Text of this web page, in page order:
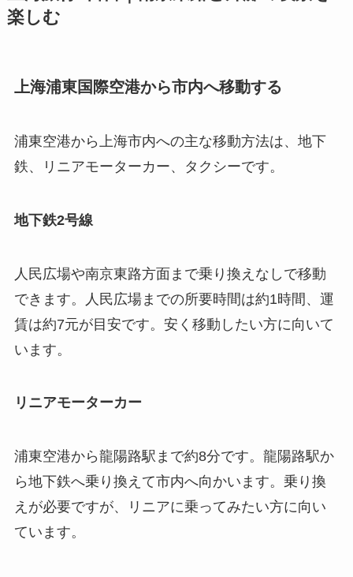
楽しむ
上海浦東国際空港から市内へ移動する
浦東空港から上海市内への主な移動方法は、地下
鉄、リニアモーターカー、タクシーです。
地下鉄2号線
人民広場や南京東路方面まで乗り換えなしで移動
できます。人民広場までの所要時間は約1時間、運
賃は約7元が目安です。安く移動したい方に向いて
います。
リニアモーターカー
浦東空港から龍陽路駅まで約8分です。龍陽路駅か
ら地下鉄へ乗り換えて市内へ向かいます。乗り換
えが必要ですが、リニアに乗ってみたい方に向い
ています。